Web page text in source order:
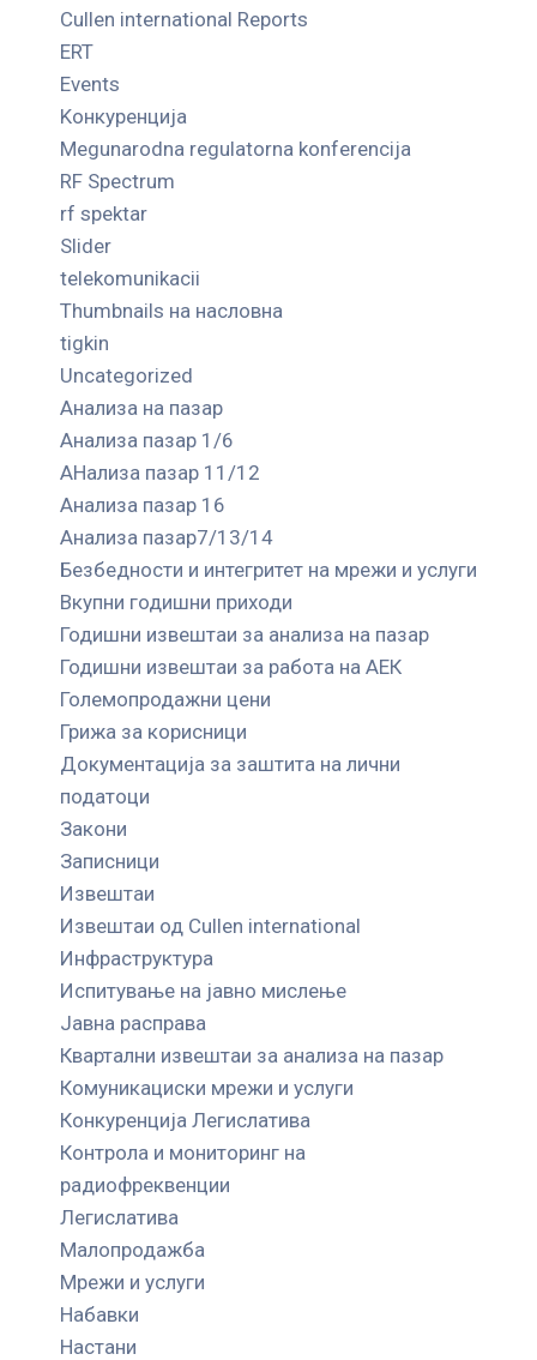
Cullen international Reports
ERT
Events
Kонкуренција
Megunarodna regulatorna konferencija
RF Spectrum
rf spektar
Slider
telekomunikacii
Thumbnails на насловна
tigkin
Uncategorized
Анализа на пазар
Анализа пазар 1/6
АНализа пазар 11/12
Анализа пазар 16
Анализа пазар7/13/14
Безбедности и интегритет на мрежи и услуги
Вкупни годишни приходи
Годишни извештаи за анализа на пазар
Годишни извештаи за работа на АЕК
Големопродажни цени
Грижа за корисници
Документација за заштита на лични
податоци
Закони
Записници
Извештаи
Извештаи од Cullen international
Инфраструктура
Испитување на јавно мислење
Јавна расправа
Квартални извештаи за анализа на пазар
Комуникациски мрежи и услуги
Конкуренција Легислатива
Контрола и мониторинг на
радиофреквенции
Легислатива
Малопродажба
Мрежи и услуги
Набавки
Настани